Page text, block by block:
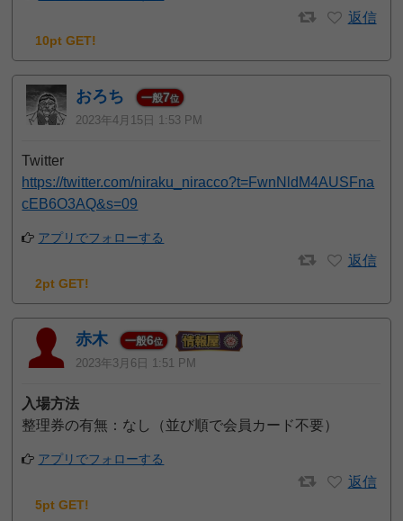
返信
10pt GET!
おろち 一般7位
2023年4月15日 1:53 PM
Twitter
https://twitter.com/niraku_niracco?t=FwnNldM4AUSFna
cEB6O3AQ&s=09
アプリでフォローする
返信
2pt GET!
赤木 一般6位
2023年3月6日 1:51 PM
入場方法
整理券の有無：なし（並び順で会員カード不要）
アプリでフォローする
返信
5pt GET!